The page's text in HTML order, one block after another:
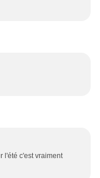
l'été c'est vraiment